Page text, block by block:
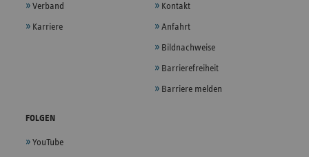
Verband
Karriere
Kontakt
Anfahrt
Bildnachweise
Barrierefreiheit
Barriere melden
FOLGEN
YouTube